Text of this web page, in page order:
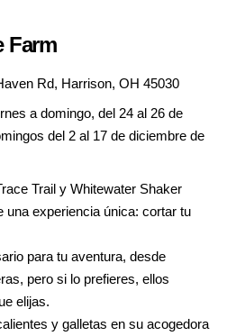
Farm
Rd, Harrison, OH 45030
a domingo, del 24 al 26 de
del 2 al 17 de diciembre de
Trail y Whitewater Shaker
una experiencia única: cortar tu
para tu aventura, desde
pero si lo prefieres, ellos
elijas.
y galletas en su acogedora